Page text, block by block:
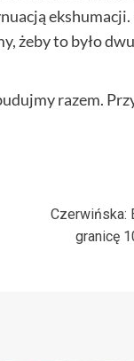
żeby to było
razem.
Czerwińska:
granicę